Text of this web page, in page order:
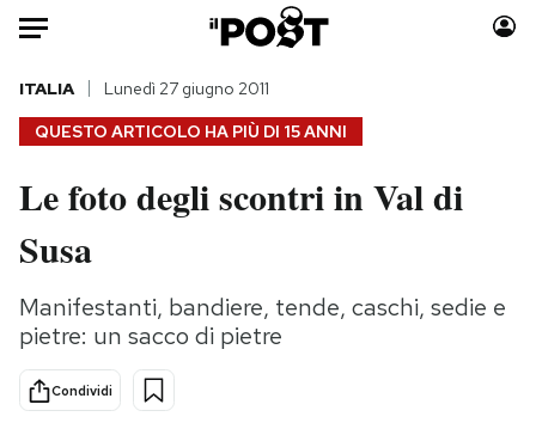
HOME
Italia
Politica
Tecnologia
Internet
Scienza
Cultura
Moda
Storie/Idee
QUESTO ARTICOLO HA PIÙ DI 15 ANNI
ITALIA Lunedì 27 giugno 2011
Le foto degli scontri in Val di
Susa
Manifestanti, bandiere, tende, caschi, sedie e
pietre: un sacco di pietre
Condividi